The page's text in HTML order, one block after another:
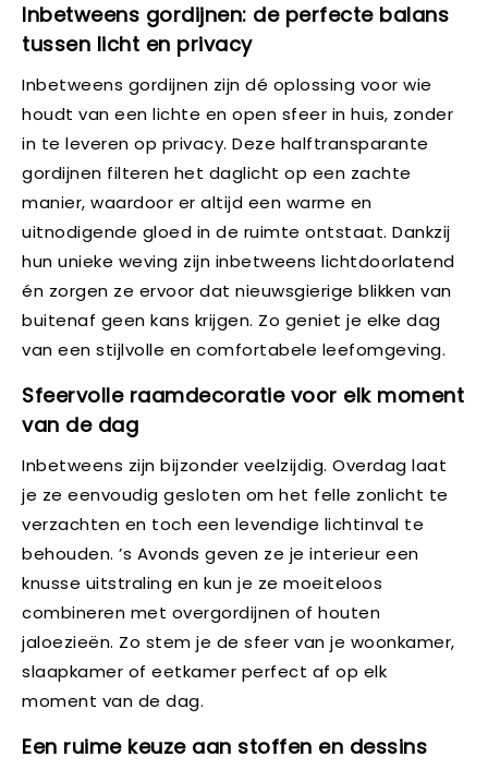
Inbetweens gordijnen: de perfecte balans
tussen licht en privacy
Inbetweens gordijnen zijn dé oplossing voor wie
houdt van een lichte en open sfeer in huis, zonder
in te leveren op privacy. Deze halftransparante
gordijnen filteren het daglicht op een zachte
manier, waardoor er altijd een warme en
uitnodigende gloed in de ruimte ontstaat. Dankzij
hun unieke weving zijn inbetweens lichtdoorlatend
én zorgen ze ervoor dat nieuwsgierige blikken van
buitenaf geen kans krijgen. Zo geniet je elke dag
van een stijlvolle en comfortabele leefomgeving.
Sfeervolle raamdecoratie voor elk moment
van de dag
Inbetweens zijn bijzonder veelzijdig. Overdag laat
je ze eenvoudig gesloten om het felle zonlicht te
verzachten en toch een levendige lichtinval te
behouden. ’s Avonds geven ze je interieur een
knusse uitstraling en kun je ze moeiteloos
combineren met overgordijnen of houten
jaloezieën. Zo stem je de sfeer van je woonkamer,
slaapkamer of eetkamer perfect af op elk
moment van de dag.
Een ruime keuze aan stoffen en dessins